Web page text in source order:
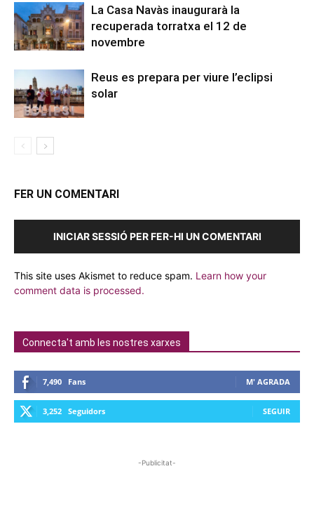
La Casa Navàs inaugurarà la
recuperada torratxa el 12 de
novembre
Reus es prepara per viure l’eclipsi
solar
FER UN COMENTARI
INICIAR SESSIÓ PER FER-HI UN COMENTARI
This site uses Akismet to reduce spam. Learn how your
comment data is processed.
Connecta't amb les nostres xarxes
7,490 Fans M' AGRADA
3,252 Seguidors SEGUIR
-Publicitat-